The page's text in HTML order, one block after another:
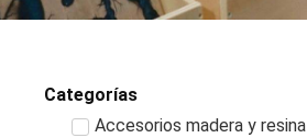
Categorías
Accesorios madera y resina